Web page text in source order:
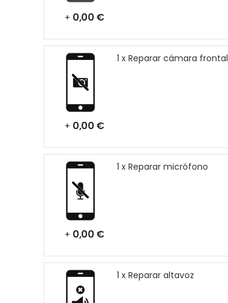
+ 0,00 €
1 x Reparar cámara frontal
+ 0,00 €
1 x Reparar micrófono
+ 0,00 €
1 x Reparar altavoz